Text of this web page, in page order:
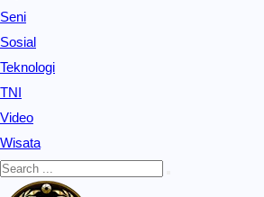
Seni
Sosial
Teknologi
TNI
Video
Wisata